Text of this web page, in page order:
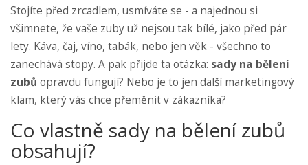
Stojíte před zrcadlem, usmíváte se - a najednou si
všimnete, že vaše zuby už nejsou tak bílé, jako před pár
lety. Káva, čaj, víno, tabák, nebo jen věk - všechno to
zanechává stopy. A pak přijde ta otázka: sady na bělení
zubů opravdu fungují? Nebo je to jen další marketingový
klam, který vás chce přeměnit v zákazníka?
Co vlastně sady na bělení zubů
obsahují?